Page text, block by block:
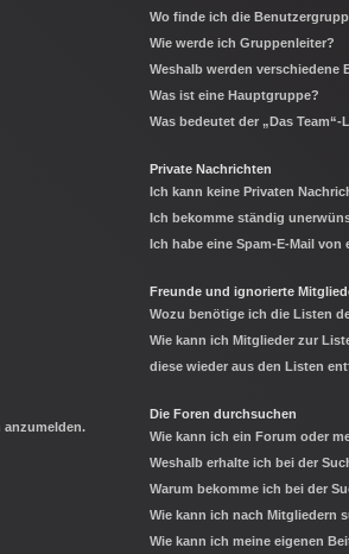
anzumelden.
Wo finde ich die
Wie werde ich Gruppenleiter?
Weshalb werden
Was ist eine Hauptgruppe?
Was bedeutet der „Das
Private Nachrichten
Ich kann keine Privaten
Ich bekomme ständig
Ich habe eine Spam-E-Mail
Freunde und ignorierte
Wozu benötige ich die Listen
Wie kann ich Mitglieder zur
diese wieder aus den Listen
Die Foren durchsuchen
Wie kann ich ein Forum oder
Weshalb erhalte ich bei der
Warum bekomme ich bei der
Wie kann ich nach Mitgliedern
Wie kann ich meine eigenen